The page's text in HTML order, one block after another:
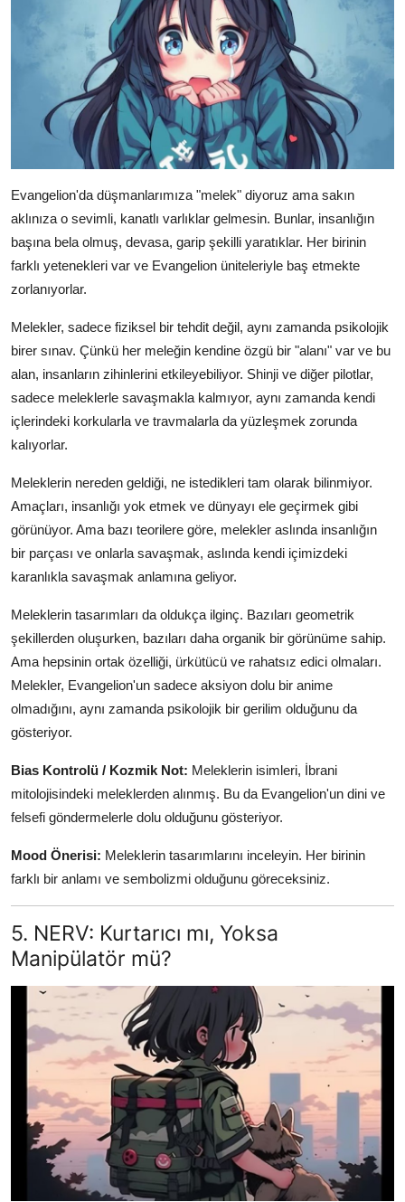
Evangelion'da düşmanlarımıza "melek" diyoruz ama sakın
aklınıza o sevimli, kanatlı varlıklar gelmesin. Bunlar, insanlığın
başına bela olmuş, devasa, garip şekilli yaratıklar. Her birinin
farklı yetenekleri var ve Evangelion üniteleriyle baş etmekte
zorlanıyorlar.
Melekler, sadece fiziksel bir tehdit değil, aynı zamanda psikolojik
birer sınav. Çünkü her meleğin kendine özgü bir "alanı" var ve bu
alan, insanların zihinlerini etkileyebiliyor. Shinji ve diğer pilotlar,
sadece meleklerle savaşmakla kalmıyor, aynı zamanda kendi
içlerindeki korkularla ve travmalarla da yüzleşmek zorunda
kalıyorlar.
Meleklerin nereden geldiği, ne istedikleri tam olarak bilinmiyor.
Amaçları, insanlığı yok etmek ve dünyayı ele geçirmek gibi
görünüyor. Ama bazı teorilere göre, melekler aslında insanlığın
bir parçası ve onlarla savaşmak, aslında kendi içimizdeki
karanlıkla savaşmak anlamına geliyor.
Meleklerin tasarımları da oldukça ilginç. Bazıları geometrik
şekillerden oluşurken, bazıları daha organik bir görünüme sahip.
Ama hepsinin ortak özelliği, ürkütücü ve rahatsız edici olmaları.
Melekler, Evangelion'un sadece aksiyon dolu bir anime
olmadığını, aynı zamanda psikolojik bir gerilim olduğunu da
gösteriyor.
Bias Kontrolü / Kozmik Not: Meleklerin isimleri, İbrani
mitolojisindeki meleklerden alınmış. Bu da Evangelion'un dini ve
felsefi göndermelerle dolu olduğunu gösteriyor.
Mood Önerisi: Meleklerin tasarımlarını inceleyin. Her birinin
farklı bir anlamı ve sembolizmi olduğunu göreceksiniz.
5. NERV: Kurtarıcı mı, Yoksa
Manipülatör mü?